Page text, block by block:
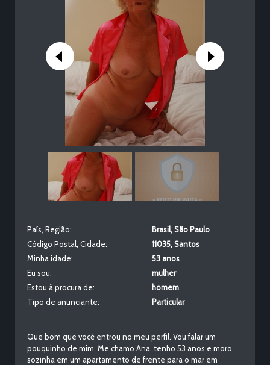
País, Região: Brasil,São Paulo
Código Postal, Cidade:
11035,Santos
Minha idade:
53 anos
Eu sou:
mulher
Estou à procura de:
homem
Tipo de anunciante:
Particular
Que bom que você entrou no meu perfil. Vou falar um
pouquinho de mim. Me chamo Ana, tenho 53 anos e moro
sozinha em um apartamento de frente para o mar em